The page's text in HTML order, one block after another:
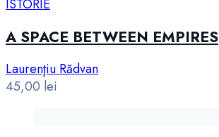
ISTORIE
A SPACE BETWEEN EMPIRES
Laurenţiu Rădvan
45,00 lei